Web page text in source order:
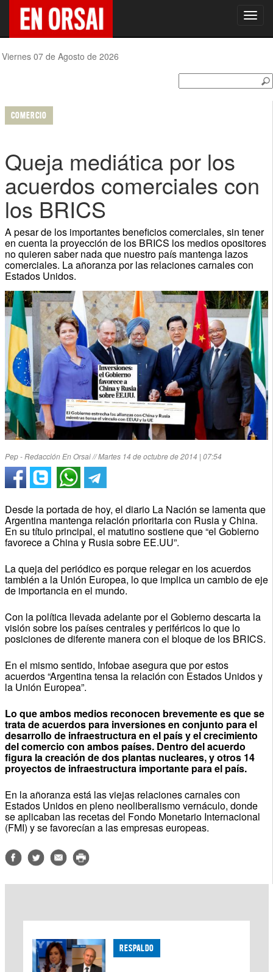
Viernes 07 de Agosto de 2026
COMERCIO
Queja mediática por los
acuerdos comerciales con
los BRICS
A pesar de los importantes beneficios comerciales, sin tener
en cuenta la proyección de los BRICS los medios opositores
no quieren saber nada que nuestro país mantenga lazos
comerciales. La añoranza por las relaciones carnales con
Estados Unidos.
Pep - Redacción En Orsai // Martes 14 de octubre de 2014 | 07:54
Desde la portada de hoy, el diario La Nación se lamenta que
Argentina mantenga relación prioritaria con Rusia y China.
En su título principal, el matutino sostiene que “el Gobierno
favorece a China y Rusia sobre EE.UU”.
La queja del periódico es porque relegar en los acuerdos
también a la Unión Europea, lo que implica un cambio de eje
de importancia en el mundo.
Con la política llevada adelante por el Gobierno descarta la
visión sobre los países centrales y periféricos lo que lo
posiciones de diferente manera con el bloque de los BRICS.
En el mismo sentido, Infobae asegura que por estos
acuerdos “Argentina tensa la relación con Estados Unidos y
la Unión Europea”.
Lo que ambos medios reconocen brevemente es que se
trata de acuerdos para inversiones en conjunto para el
desarrollo de infraestructura en el país y el crecimiento
del comercio con ambos países. Dentro del acuerdo
figura la creación de dos plantas nucleares, y otros 14
proyectos de infraestructura importante para el país.
En la añoranza está las viejas relaciones carnales con
Estados Unidos en pleno neoliberalismo vernáculo, donde
se aplicaban las recetas del Fondo Monetario Internacional
(FMI) y se favorecían a las empresas europeas.
RESPALDO